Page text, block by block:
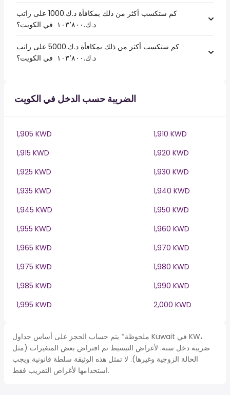
كم ستكسب أكثر من ذلك بمكافأة د.ك.1000 على راتب
د.ك.‏١٠٣٬٨٠٠ ‏ في الكويت؟
كم ستكسب أكثر من ذلك بمكافأة د.ك.5000 على راتب
د.ك.‏١٠٣٬٨٠٠ ‏ في الكويت؟
الضريبة حسب الدخل في الكويت
1,905 KWD
1,910 KWD
1,915 KWD
1,920 KWD
1,925 KWD
1,930 KWD
1,935 KWD
1,940 KWD
1,945 KWD
1,950 KWD
1,955 KWD
1,960 KWD
1,965 KWD
1,970 KWD
1,975 KWD
1,980 KWD
1,985 KWD
1,990 KWD
1,995 KWD
2,000 KWD
ملحوظة* يتم حساب الحجز على أساس جداول Kuwait في KW،
ضريبة دخل سنة. لأغراض التبسيط تم افتراض بعض المتغيرات (مثل
الحالة الزوجية وغيرها). لا تمثل هذه الوثيقة سلطة قانونية ويجب
استخدامها لأغراض التقريب فقط.